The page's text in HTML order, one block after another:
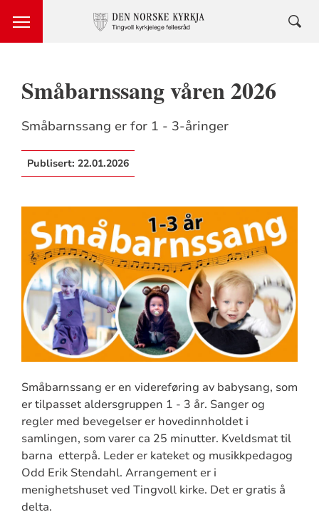
Småbarnssang våren 2026
Småbarnssang er for 1 - 3-åringer
Publisert: 22.01.2026
Småbarnssang er en videreføring av babysang, som
er tilpasset aldersgruppen 1 - 3 år. Sanger og
regler med bevegelser er hovedinnholdet i
samlingen, som varer ca 25 minutter. Kveldsmat til
barna etterpå. Leder er kateket og musikkpedagog
Odd Erik Stendahl. Arrangement er i
menighetshuset ved Tingvoll kirke. Det er gratis å
delta.